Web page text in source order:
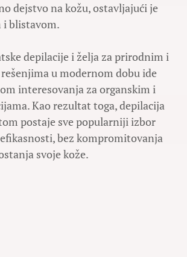
dejstvo na kožu, ostavljajući je
i blistavom.
depilacije i želja za prirodnim i
u modernom dobu ide
interesovanja za organskim i
Kao rezultat toga, depilacija
postaje sve popularniji izbor
bez kompromitovanja
svoje kože.